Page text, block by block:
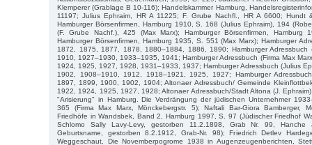
Klemperer (Grablage B 10-116); Handelskammer Hamburg,
11197; Julius Ephraim, HR A 11225; F. Grube Nachfl., HR A 6600; Hundt
Hamburger Börsenfirmen, Hamburg 1910, S. 168 (Julius Ephraim), 194
(F. Grube Nachf.), 425 (Max Marx); Hamburger Börsenfirmen, Hamburg
Hamburger Börsenfirmen, Hamburg 1935, S. 551 (Max Marx); Hamburger
1872, 1875, 1877, 1878, 1880–1884, 1886, 1890; Hamburger
1910, 1927–1930, 1933–1935, 1941; Hamburger Adressbuch (Firma Max
1924, 1925, 1927, 1928, 1931–1933, 1937; Hamburger Adressbuch (Julius
1902, 1908–1910, 1912, 1918–1921, 1925, 1927; Hamburger
1897, 1899, 1900, 1902, 1904; Altonaer Adressbuch/ Gemeinde
1922, 1924, 1925, 1927, 1928; Altonaer Adressbuch/Stadt Altona (J.
"Arisierung" in Hamburg. Die Verdrängung der jüdischen Unternehmer
365 (Firma Max Marx, Mönckebergstr. 5); Naftali Bar-Giora Bamberger,
Friedhöfe in Wandsbek, Band 2, Hamburg 1997, S. 97 (Jüdischer Friedhof
Schlomo Sally Lavy-Levy, gestorben 11.2.1898, Grab Nr. 99, Hanche
Geburtsname, gestorben 8.2.1912, Grab-Nr. 98); Friedrich Detlev
Weggeschaut, Die Novemberpogrome 1938 in Augenzeugenberichten,